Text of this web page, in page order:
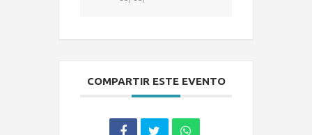
COMPARTIR ESTE EVENTO